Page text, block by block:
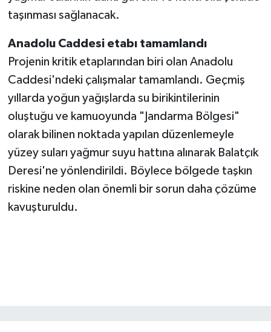
taşınması sağlanacak.
Anadolu Caddesi etabı tamamlandı
Projenin kritik etaplarından biri olan Anadolu
Caddesi'ndeki çalışmalar tamamlandı. Geçmiş
yıllarda yoğun yağışlarda su birikintilerinin
oluştuğu ve kamuoyunda "Jandarma Bölgesi"
olarak bilinen noktada yapılan düzenlemeyle
yüzey suları yağmur suyu hattına alınarak Balatçık
Deresi'ne yönlendirildi. Böylece bölgede taşkın
riskine neden olan önemli bir sorun daha çözüme
kavuşturuldu.